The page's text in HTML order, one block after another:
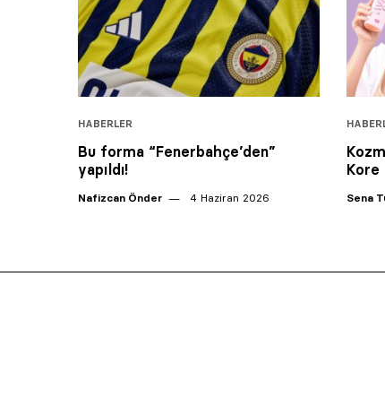
HABERLER
Bu forma “Fenerbahçe’den”
yapıldı!
Nafizcan Önder 4 Haziran 2026
Kore
Sena